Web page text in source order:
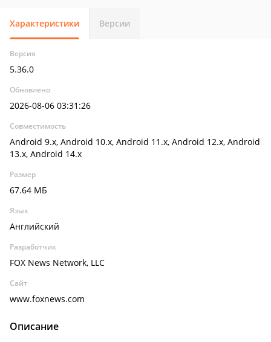
Характеристики Версии
Версия
5.36.0
Обновлено
2026-08-06 03:31:26
Совместимость
Android 9.x, Android 10.x, Android 11.x, Android 12.x, Android
13.x, Android 14.x
Размер
67.64 МБ
Язык
Английский
Разработчик
FOX News Network, LLC
Сайт
www.foxnews.com
Описание